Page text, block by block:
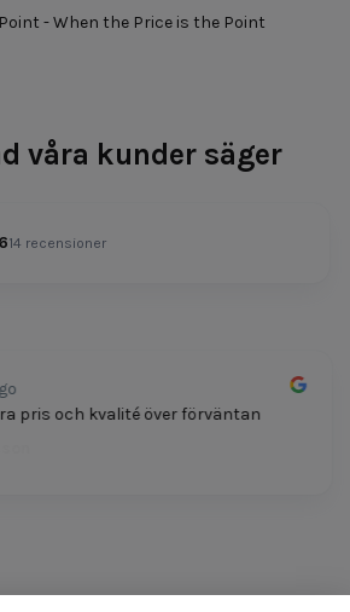
- When the Price is the Point
våra kunder säger
14 recensioner
pris och kvalité över förväntan